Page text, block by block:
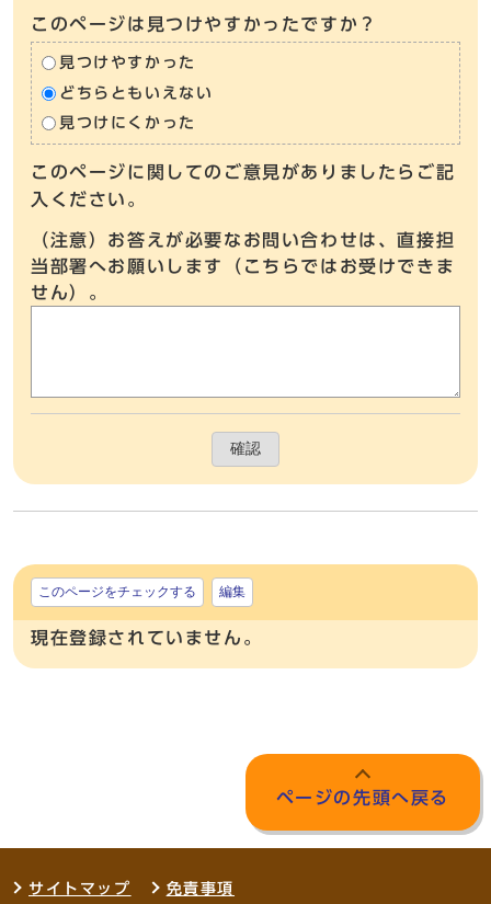
このページは見つけやすかったですか？
見つけやすかった
どちらともいえない
見つけにくかった
このページに関してのご意見がありましたらご記
入ください。
（注意）お答えが必要なお問い合わせは、直接担
当部署へお願いします（こちらではお受けできま
せん）。
確認
このページをチェックする 編集
現在登録されていません。
ページの先頭へ戻る
サイトマップ 免責事項